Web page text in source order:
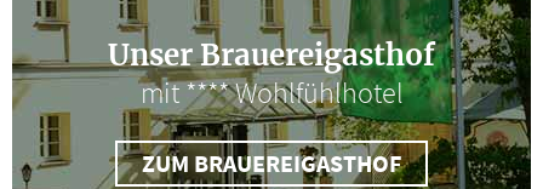
Unser Brauereigasthof
mit **** Wohlfühlhotel
ZUM BRAUEREIGASTHOF